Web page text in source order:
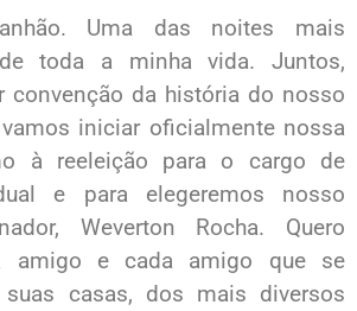
Uma das noites mais
toda a minha vida. Juntos,
convenção da história do nosso
iniciar oficialmente nossa
à reeleição para o cargo de
e para elegeremos nosso
Weverton Rocha. Quero
amigo e cada amigo que se
casas, dos mais diversos